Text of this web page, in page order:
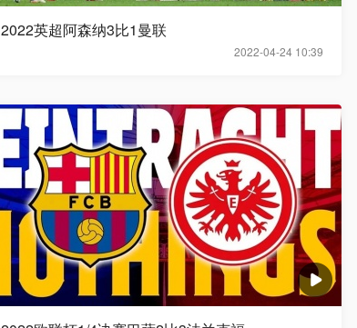
2022-04-24 10:39
2022英超阿森纳3比1曼联